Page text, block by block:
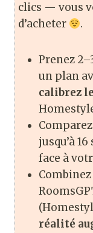
clics — vous
d’acheter
.
Prenez
un plan
calibrez
jusqu’à
face à
réalité